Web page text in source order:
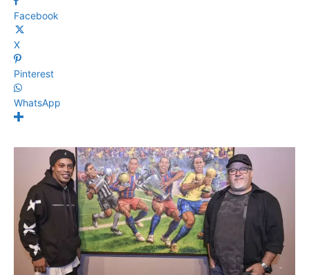
Facebook
X
Pinterest
WhatsApp